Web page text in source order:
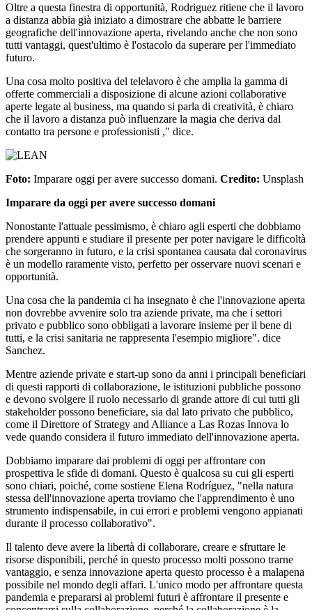
Oltre a questa finestra di opportunità, Rodriguez ritiene che il lavoro
a distanza abbia già iniziato a dimostrare che abbatte le barriere
geografiche dell'innovazione aperta, rivelando anche che non sono
tutti vantaggi, quest'ultimo è l'ostacolo da superare per l'immediato
futuro.
Una cosa molto positiva del telelavoro è che amplia la gamma di
offerte commerciali a disposizione di alcune azioni collaborative
aperte legate al business, ma quando si parla di creatività, è chiaro
che il lavoro a distanza può influenzare la magia che deriva dal
contatto tra persone e professionisti ," dice.
Foto: Imparare oggi per avere successo domani. Credito: Unsplash
Imparare da oggi per avere successo domani
Nonostante l'attuale pessimismo, è chiaro agli esperti che dobbiamo
prendere appunti e studiare il presente per poter navigare le difficoltà
che sorgeranno in futuro, e la crisi spontanea causata dal coronavirus
è un modello raramente visto, perfetto per osservare nuovi scenari e
opportunità.
Una cosa che la pandemia ci ha insegnato è che l'innovazione aperta
non dovrebbe avvenire solo tra aziende private, ma che i settori
privato e pubblico sono obbligati a lavorare insieme per il bene di
tutti, e la crisi sanitaria ne rappresenta l'esempio migliore". dice
Sanchez.
Mentre aziende private e start-up sono da anni i principali beneficiari
di questi rapporti di collaborazione, le istituzioni pubbliche possono
e devono svolgere il ruolo necessario di grande attore di cui tutti gli
stakeholder possono beneficiare, sia dal lato privato che pubblico,
come il Direttore of Strategy and Alliance a Las Rozas Innova lo
vede quando considera il futuro immediato dell'innovazione aperta.
Dobbiamo imparare dai problemi di oggi per affrontare con
prospettiva le sfide di domani. Questo è qualcosa su cui gli esperti
sono chiari, poiché, come sostiene Elena Rodríguez, "nella natura
stessa dell'innovazione aperta troviamo che l'apprendimento è uno
strumento indispensabile, in cui errori e problemi vengono appianati
durante il processo collaborativo".
Il talento deve avere la libertà di collaborare, creare e sfruttare le
risorse disponibili, perché in questo processo molti possono trarne
vantaggio, e senza innovazione aperta questo processo è a malapena
possibile nel mondo degli affari. L'unico modo per affrontare questa
pandemia e prepararsi ai problemi futuri è affrontare il presente e